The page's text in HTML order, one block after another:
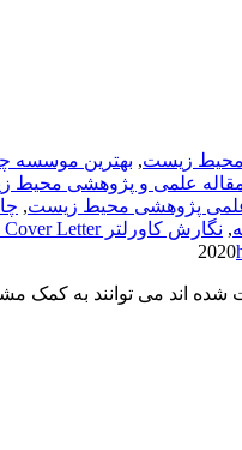
محیط زیست, بهترین موسسه
علمی و پژوهشی محیط
پژوهشی محیط زیست,
,
اند می توانند به کمک